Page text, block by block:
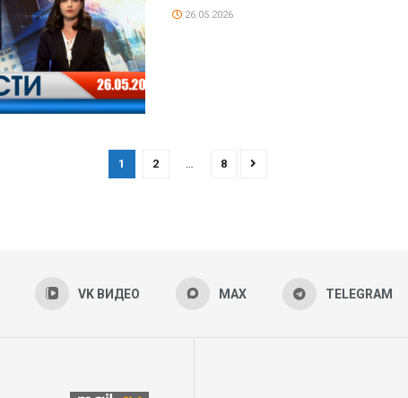
26.05.2026
1 2 … 8
VK ВИДЕО MAX TELEGRAM